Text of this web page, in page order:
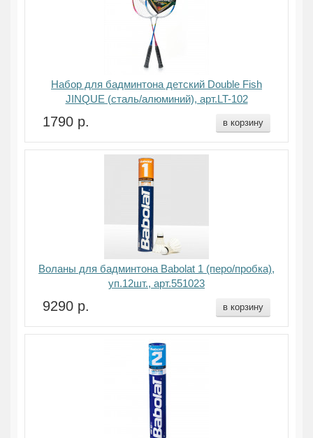
Набор для бадминтона детский Double Fish
JINQUE (сталь/алюминий), арт.LT-102
1790 р. в корзину
Воланы для бадминтона Babolat 1 (перо/пробка),
уп.12шт., арт.551023
9290 р. в корзину